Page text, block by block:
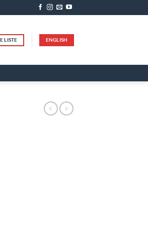
LISTE ENGLISH